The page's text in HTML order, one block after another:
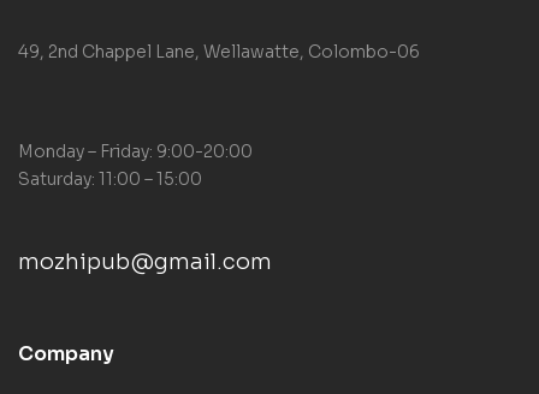
49, 2nd Chappel Lane, Wellawatte, Colombo-06
Monday – Friday: 9:00-20:00
Saturday: 11:00 – 15:00
mozhipub@gmail.com
Company